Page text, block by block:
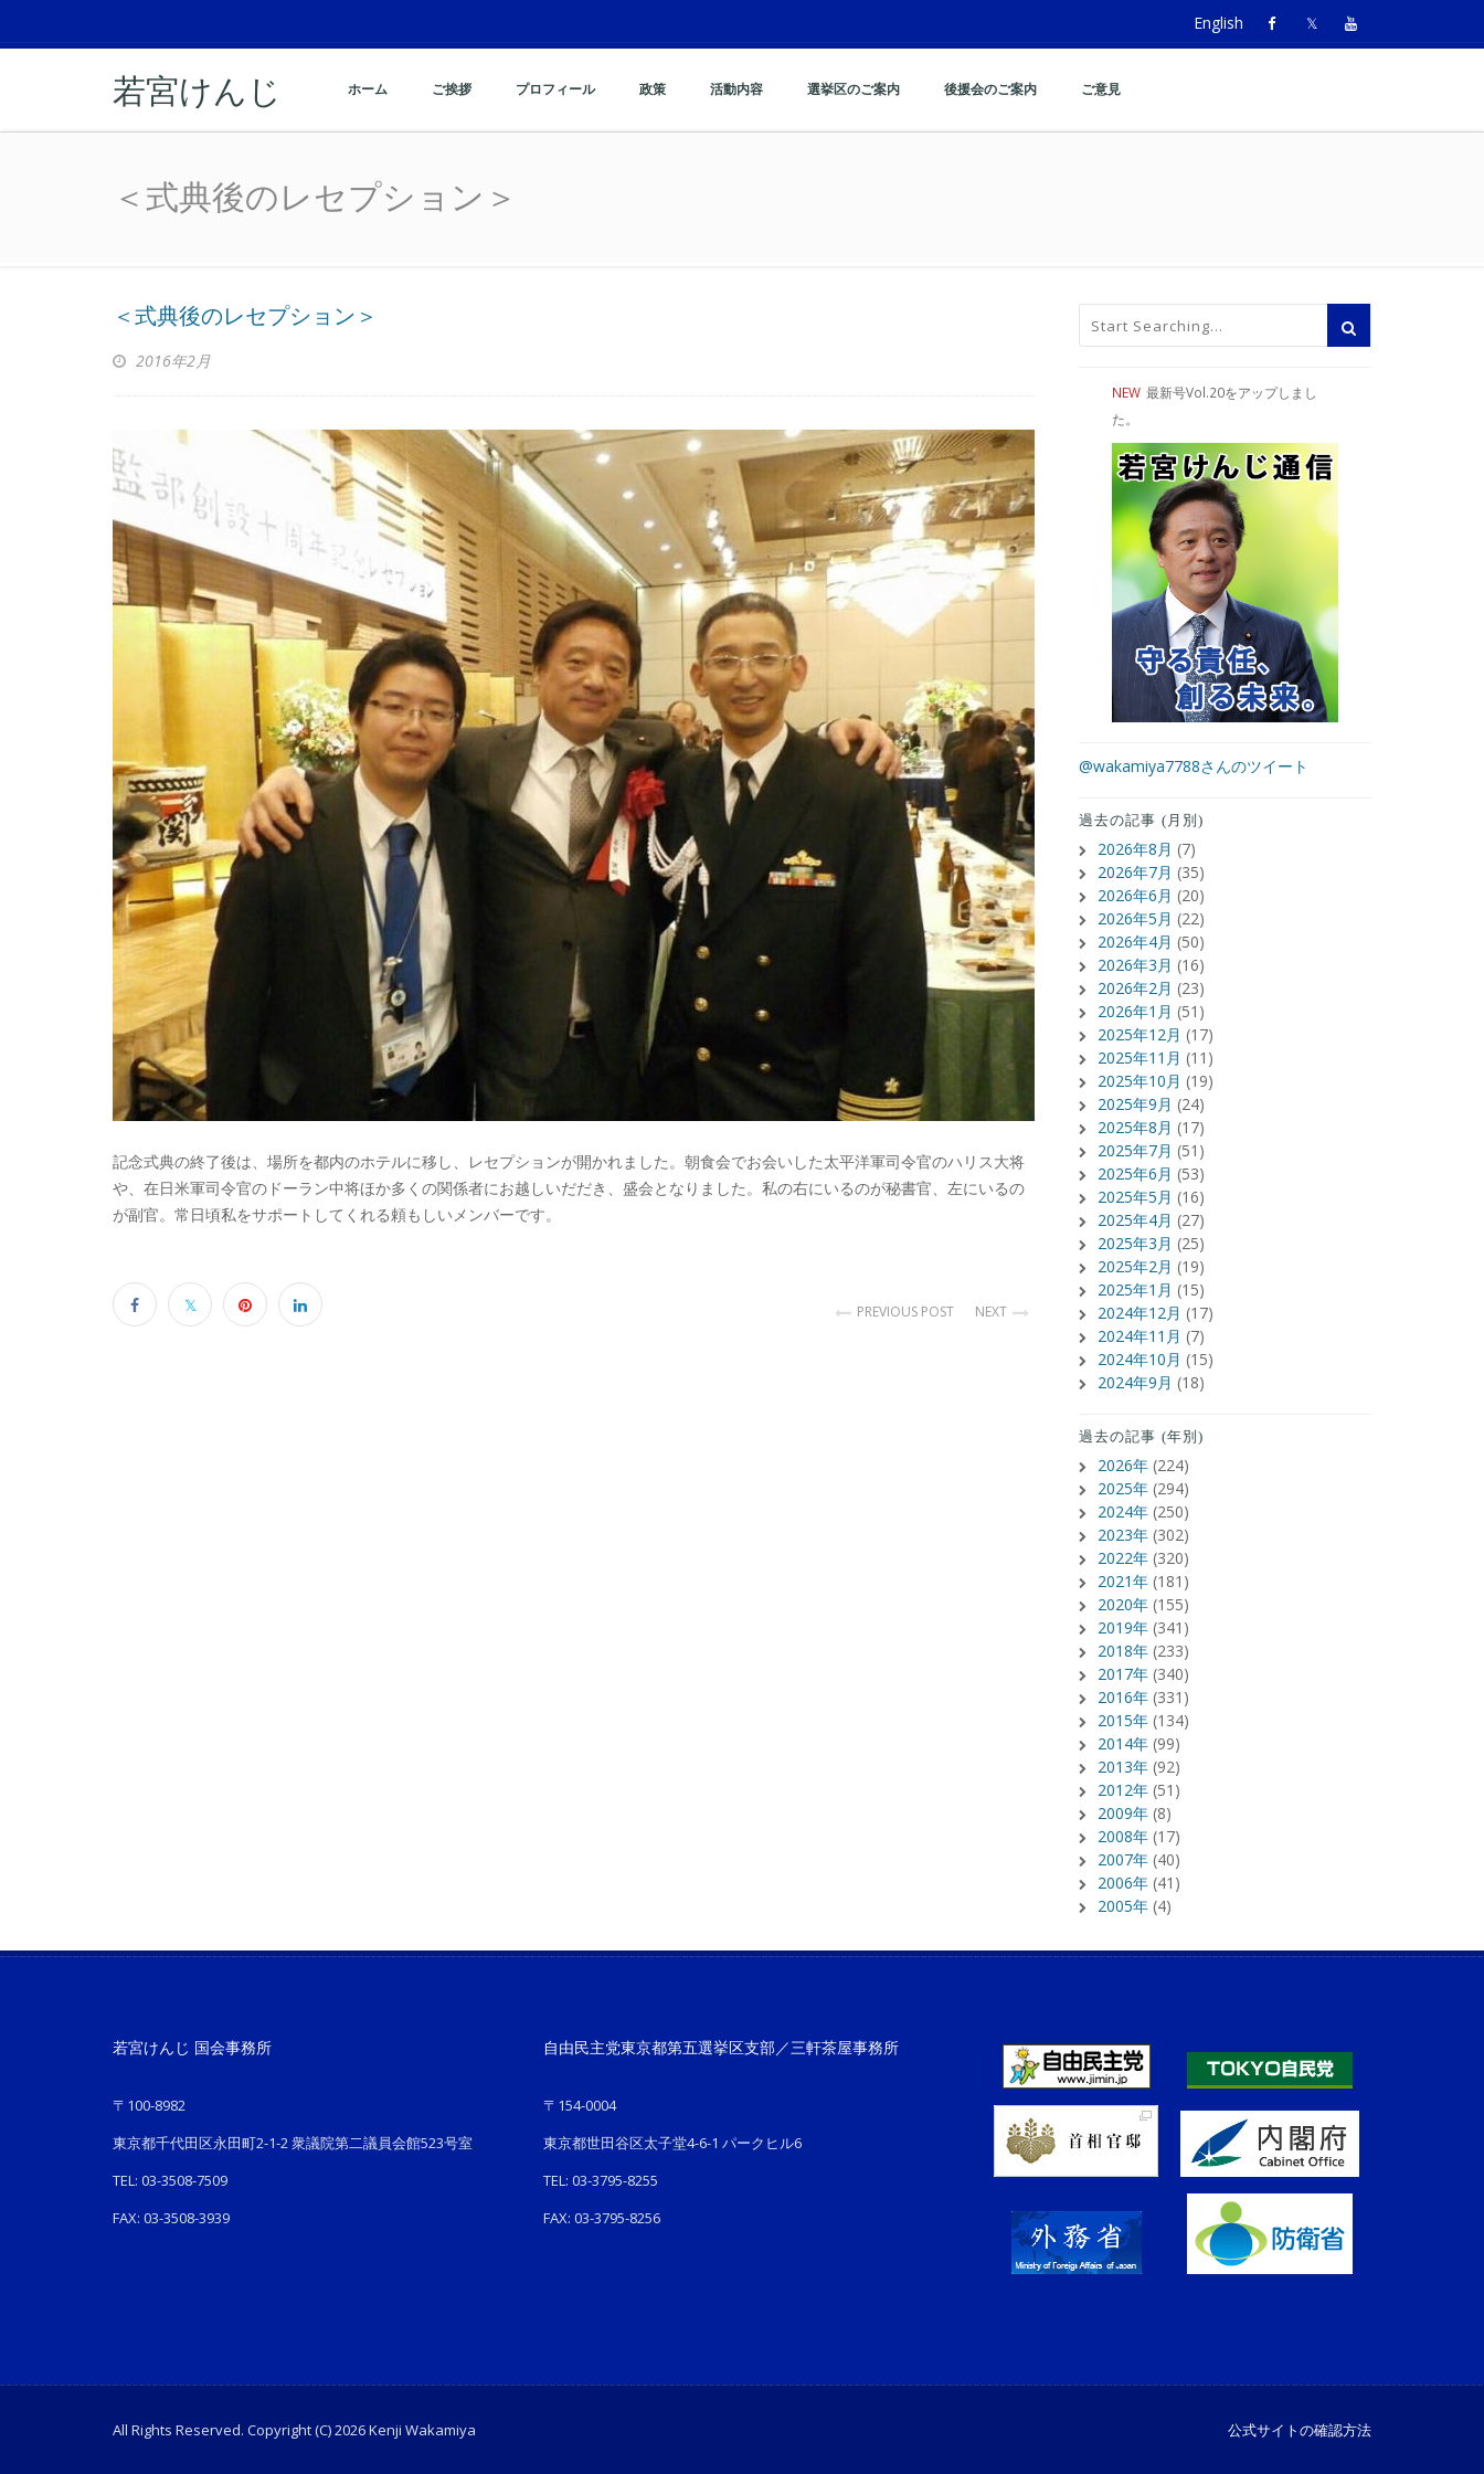
English
若宮けんじ ホーム ご挨拶 プロフィール 政策 活動内容 選挙区のご案内 後援会のご案内 ご意見
＜式典後のレセプション＞
＜式典後のレセプション＞
2016年2月
記念式典の終了後は、場所を都内のホテルに移し、レセプションが開かれました。朝食会でお会いした太平洋軍司令官のハリス大将
や、在日米軍司令官のドーラン中将ほか多くの関係者にお越しいだだき、盛会となりました。私の右にいるのが秘書官、左にいるの
が副官。常日頃私をサポートしてくれる頼もしいメンバーです。
PREVIOUS POST NEXT
NEW 最新号Vol.20をアップしまし
た。
@wakamiya7788さんのツイート
過去の記事 (月別)
2026年8月 (7)
2026年7月 (35)
2026年6月 (20)
2026年5月 (22)
2026年4月 (50)
2026年3月 (16)
2026年2月 (23)
2026年1月 (51)
2025年12月 (17)
2025年11月 (11)
2025年10月 (19)
2025年9月 (24)
2025年8月 (17)
2025年7月 (51)
2025年6月 (53)
2025年5月 (16)
2025年4月 (27)
2025年3月 (25)
2025年2月 (19)
2025年1月 (15)
2024年12月 (17)
2024年11月 (7)
2024年10月 (15)
2024年9月 (18)
過去の記事 (年別)
2026年 (224)
2025年 (294)
2024年 (250)
2023年 (302)
2022年 (320)
2021年 (181)
2020年 (155)
2019年 (341)
2018年 (233)
2017年 (340)
2016年 (331)
2015年 (134)
2014年 (99)
2013年 (92)
2012年 (51)
2009年 (8)
2008年 (17)
2007年 (40)
2006年 (41)
2005年 (4)
若宮けんじ 国会事務所
〒100-8982
東京都千代田区永田町2-1-2 衆議院第二議員会館523号室
TEL: 03-3508-7509
FAX: 03-3508-3939
自由民主党東京都第五選挙区支部／三軒茶屋事務所
〒154-0004
東京都世田谷区太子堂4-6-1 パークヒル6
TEL: 03-3795-8255
FAX: 03-3795-8256
All Rights Reserved. Copyright (C) 2026 Kenji Wakamiya 公式サイトの確認方法